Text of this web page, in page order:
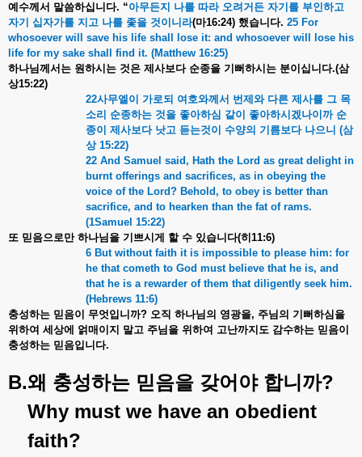
예수께서 말씀하십니다. “아무든지 나를 따라 오려거든 자기를 부인하고
자기 십자가를 지고 나를 좇을 것이니라(마16:24) 했습니다. 25 For
whosoever will save his life shall lose it: and whosoever will lose his
life for my sake shall find it. (Matthew 16:25)
하나님께서는 원하시는 것은 제사보다 순종을 기뻐하시는 분이십니다.(삼
상15:22)
22사무엘이 가로되 여호와께서 번제와 다른 제사를 그 목
소리 순종하는 것을 좋아하심 같이 좋아하시겠나이까 순
종이 제사보다 낫고 듣는것이 수양의 기름보다 나으니 (삼
상15:22)
22 And Samuel said, Hath the Lord as great delight in
burnt offerings and sacrifices, as in obeying the
voice of the Lord? Behold, to obey is better than
sacrifice, and to hearken than the fat of rams.
(1Samuel 15:22)
또 믿음으로만 하나님을 기쁘시게 할 수 있습니다(히 11:6)
6 But without faith it is impossible to please him: for
he that cometh to God must believe that he is, and
that he is a rewarder of them that diligently seek him.
(Hebrews 11:6)
충성하는 믿음이 무엇입니까? 오직 하나님의 영광을, 주님의 기뻐하심을
위하여 세상에 얽매이지 말고 주님을 위하여 고난까지도 감수하는 믿음이
충성하는 믿음입니다.
B.왜 충성하는 믿음을 갖어야 합니까?
Why must we have an obedient
faith?